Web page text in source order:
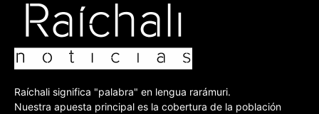
Raíchali significa "palabra" en lengua rarámuri.
Nuestra apuesta principal es la cobertura de la población